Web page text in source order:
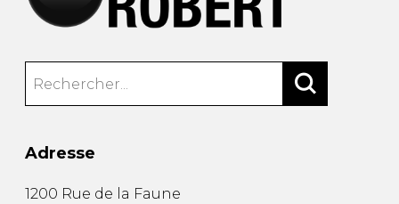
Adresse
1200 Rue de la Faune